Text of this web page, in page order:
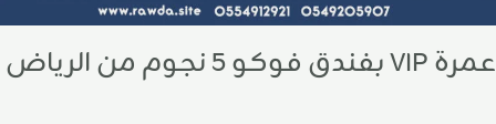
عمرة VIP بفندق فوكو 5 نجوم من الرياض